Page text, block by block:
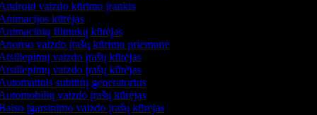
vaizdo kūrimo įrankis
kūrėjas
filmukų kūrėjas
vaizdo įrašų kūrimo priemonė
vaizdo įrašų kūrėjas
vaizdo įrašų kūrėjas
subtitrų generatorius
vaizdo įrašų kūrėjas
įgarsinimo vaizdo įrašų kūrėjas